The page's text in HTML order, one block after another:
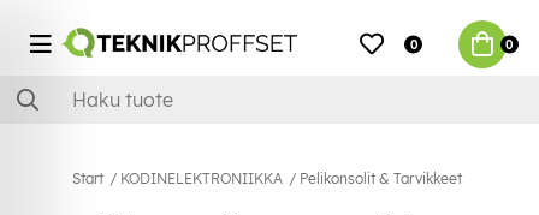
0 0
Start KODINELEKTRONIIKKA Pelikonsolit & Tarvikkeet